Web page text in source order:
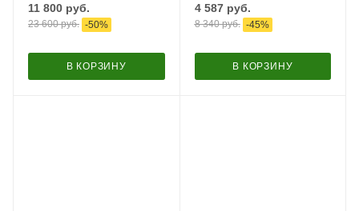
сита
11 800 руб.
23 600руб. -50%
В КОРЗИНУ
4 587руб.
8 340руб. -45%
В КОРЗИНУ